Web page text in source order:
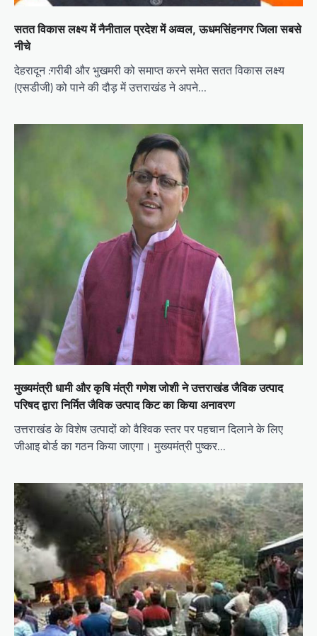
सतत विकास लक्ष्य में नैनीताल प्रदेश में अव्वल, ऊधमसिंहनगर जिला सबसे
नीचे
देहरादून :गरीबी और भुखमरी को समाप्त करने समेत सतत विकास लक्ष्य
(एसडीजी) को पाने की दौड़ में उत्तराखंड ने अपने…
मुख्यमंत्री धामी और कृषि मंत्री गणेश जोशी ने उत्तराखंड जैविक उत्पाद
परिषद द्वारा निर्मित जैविक उत्पाद किट का किया अनावरण
उत्तराखंड के विशेष उत्पादों को वैश्विक स्तर पर पहचान दिलाने के लिए
जीआइ बोर्ड का गठन किया जाएगा। मुख्यमंत्री पुष्कर…